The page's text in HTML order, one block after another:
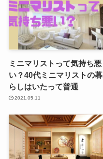
ミニマリストって気持ち悪
い？40代ミニマリストの暮
らしはいたって普通
2021.05.11